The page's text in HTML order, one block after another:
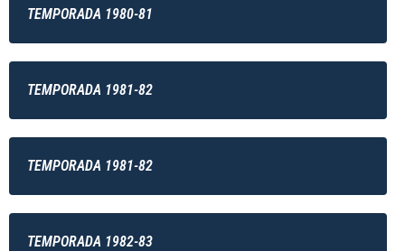
TEMPORADA 1980-81
TEMPORADA 1981-82
TEMPORADA 1981-82
TEMPORADA 1982-83